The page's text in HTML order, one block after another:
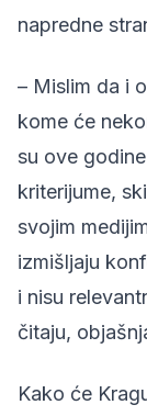
napredne
– Mislim da i
kome će
su ove
kriterijume,
svojim
izmišljaju
i nisu
čitaju,
Kako će